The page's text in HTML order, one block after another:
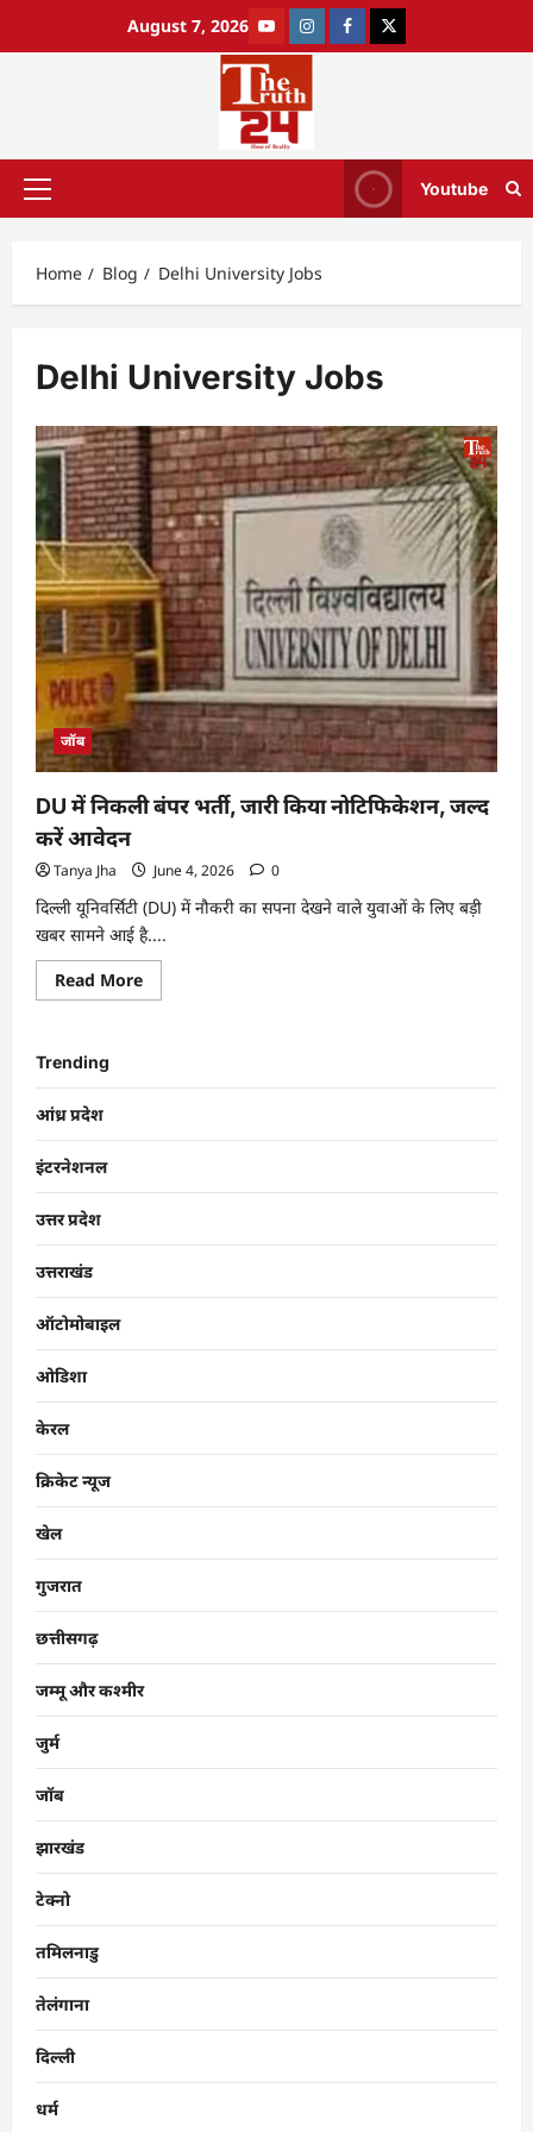
August 7, 2026
Youtube
Home Blog Delhi University Jobs
Delhi University Jobs
जॉब
DU में निकली बंपर भर्ती, जारी किया नोटिफिकेशन, जल्द
करें आवेदन
Tanya Jha June 4, 2026 0
दिल्ली यूनिवर्सिटी (DU) में नौकरी का सपना देखने वाले युवाओं के लिए बड़ी
खबर सामने आई है....
Read More
Trending
आंध्र प्रदेश
इंटरनेशनल
उत्तर प्रदेश
उत्तराखंड
ऑटोमोबाइल
ओडिशा
केरल
क्रिकेट न्यूज
खेल
गुजरात
छत्तीसगढ़
जम्मू और कश्मीर
जुर्म
जॉब
झारखंड
टेक्नो
तमिलनाडु
तेलंगाना
दिल्ली
धर्म